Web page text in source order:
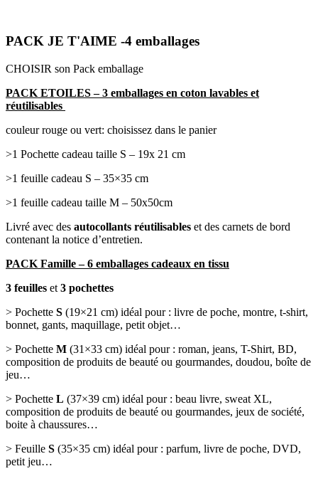
PACK JE T'AIME -4 emballages
CHOISIR son Pack emballage
PACK ETOILES – 3 emballages en coton lavables et
réutilisables
couleur rouge ou vert: choisissez dans le panier
>1 Pochette cadeau taille S – 19x 21 cm
>1 feuille cadeau S – 35×35 cm
>1 feuille cadeau taille M – 50x50cm
Livré avec des autocollants réutilisables et des carnets de bord
contenant la notice d’entretien.
PACK Famille – 6 emballages cadeaux en tissu
3 feuilles et 3 pochettes
> Pochette S (19×21 cm) idéal pour : livre de poche, montre, t-shirt,
bonnet, gants, maquillage, petit objet…
> Pochette M (31×33 cm) idéal pour : roman, jeans, T-Shirt, BD,
composition de produits de beauté ou gourmandes, doudou, boîte de
jeu…
> Pochette L (37×39 cm) idéal pour : beau livre, sweat XL,
composition de produits de beauté ou gourmandes, jeux de société,
boite à chaussures…
> Feuille S (35×35 cm) idéal pour : parfum, livre de poche, DVD,
petit jeu…